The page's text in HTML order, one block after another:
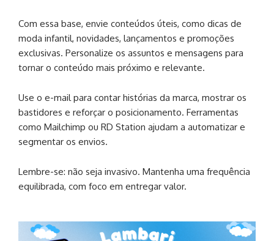
Com essa base, envie conteúdos úteis, como dicas de
moda infantil, novidades, lançamentos e promoções
exclusivas. Personalize os assuntos e mensagens para
tornar o conteúdo mais próximo e relevante.
Use o e-mail para contar histórias da marca, mostrar os
bastidores e reforçar o posicionamento. Ferramentas
como Mailchimp ou RD Station ajudam a automatizar e
segmentar os envios.
Lembre-se: não seja invasivo. Mantenha uma frequência
equilibrada, com foco em entregar valor.